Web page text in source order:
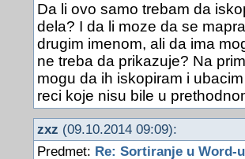
Da li ovo samo trebam da
dela? I da li moze da se
drugim imenom, ali da ima
ne treba da prikazuje? Na
mogu da ih iskopiram i
reci koje nisu bile u
zxz (09.10.2014 09:09):
Predmet: Re: Sortiranje u Word-u